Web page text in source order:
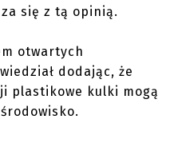
się z tą opinią.
otwartych
dodając, że
plastikowe kulki mogą